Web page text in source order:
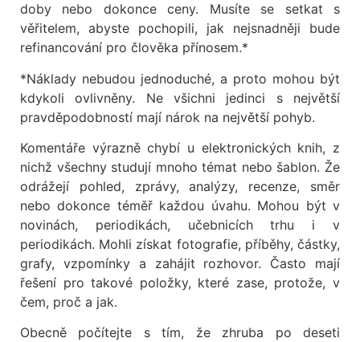
doby nebo dokonce ceny. Musíte se setkat s
věřitelem, abyste pochopili, jak nejsnadněji bude
refinancování pro člověka přínosem.*
*Náklady nebudou jednoduché, a proto mohou být
kdykoli ovlivněny. Ne všichni jedinci s největší
pravděpodobností mají nárok na největší pohyb.
Komentáře výrazně chybí u elektronických knih, z
nichž všechny studují mnoho témat nebo šablon. Že
odrážejí pohled, zprávy, analýzy, recenze, směr
nebo dokonce téměř každou úvahu. Mohou být v
novinách, periodikách, učebnicích trhu i v
periodikách. Mohli získat fotografie, příběhy, částky,
grafy, vzpomínky a zahájit rozhovor. Často mají
řešení pro takové položky, které zase, protože, v
čem, proč a jak.
Obecně počítejte s tím, že zhruba po deseti